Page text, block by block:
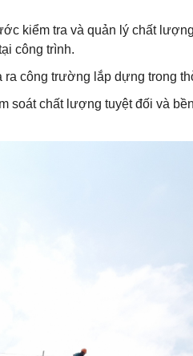
kiểm tra và quản lý chất
công trình.
ra công trường lắp dựng trong
soát chất lượng tuyệt đối và